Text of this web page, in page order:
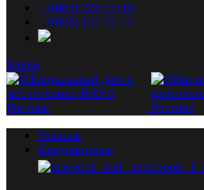
+7(863) 226-15-15
+7(928) 127-11-13
Меню
Главная
Квадроциклы